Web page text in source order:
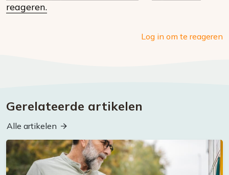
reageren.
Log in om te reageren
Gerelateerde artikelen
Alle artikelen